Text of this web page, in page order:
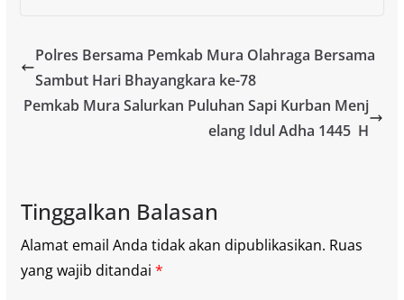
Polres Bersama Pemkab Mura Olahraga Bersama
Sambut Hari Bhayangkara ke-78
Pemkab Mura Salurkan Puluhan Sapi Kurban Menj
elang Idul Adha 1445 H
Tinggalkan Balasan
Alamat email Anda tidak akan dipublikasikan. Ruas
yang wajib ditandai *